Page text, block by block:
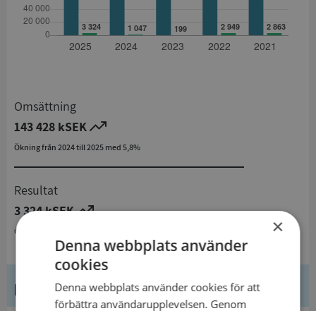
Omsättning
143 428 kSEK
Ökning från 2024 till 2025 med 5,8%
Resultat
3 324 kSEK
Ökning från 2024 till 2025 med 217,5%
Kontaktuppgifter
×
Denna webbplats använder
cookies
Denna webbplats använder cookies för att
förbättra användarupplevelsen. Genom